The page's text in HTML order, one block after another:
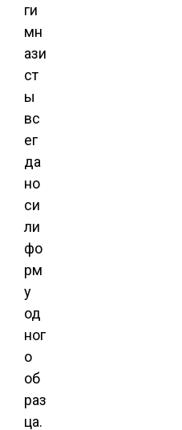
ги
мн
ази
ст
ы
вс
ег
да
но
си
ли
фо
рм
у
од
ног
о
об
раз
ца.